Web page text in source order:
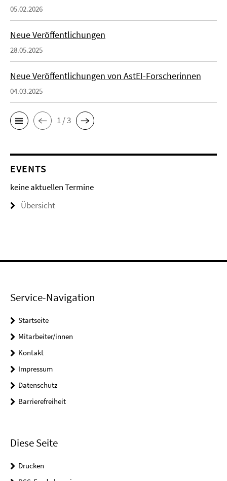
05.02.2026
Neue Veröffentlichungen
28.05.2025
Neue Veröffentlichungen von AstEI-Forscherinnen
04.03.2025
1 / 3
EVENTS
keine aktuellen Termine
Übersicht
Service-Navigation
Startseite
Mitarbeiter/innen
Kontakt
Impressum
Datenschutz
Barrierefreiheit
Diese Seite
Drucken